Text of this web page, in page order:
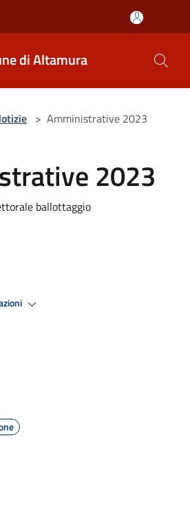
di Altamura
> Amministrative 2023
2023
ballottaggio